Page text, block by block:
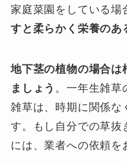
家庭菜園をしている場
すと柔らかく栄養のあ
地下茎の植物の場合は
ましょう 。一年生雑草
雑草は、時期に関係な
す。もし自分での草抜
には、業者への依頼を